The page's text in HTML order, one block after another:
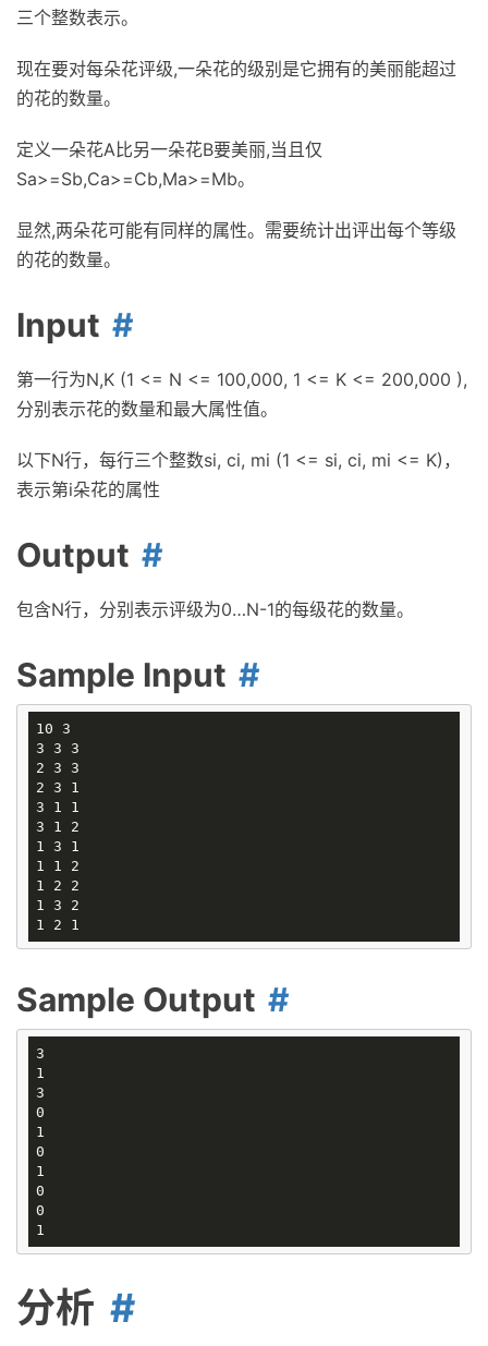
三个整数表示。
现在要对每朵花评级,一朵花的级别是它拥有的美丽能超过
的花的数量。
定义一朵花A比另一朵花B要美丽,当且仅
Sa>=Sb,Ca>=Cb,Ma>=Mb。
显然,两朵花可能有同样的属性。需要统计出评出每个等级
的花的数量。
Input
第一行为N,K (1 <= N <= 100,000, 1 <= K <= 200,000 ),
分别表示花的数量和最大属性值。
以下N行，每行三个整数si, ci, mi (1 <= si, ci, mi <= K)，
表示第i朵花的属性
Output
包含N行，分别表示评级为0…N-1的每级花的数量。
Sample Input
10 3
3 3 3
2 3 3
2 3 1
3 1 1
3 1 2
1 3 1
1 1 2
1 2 2
1 3 2
Sample Output
3
1
3
0
1
0
1
0
0
分析